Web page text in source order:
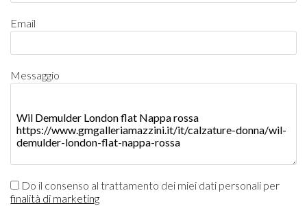
Email
Messaggio
Do il consenso al trattamento dei miei dati personali per
finalità di marketing